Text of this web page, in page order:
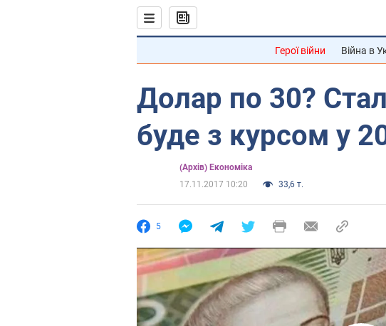
Герої війни Війна в
Долар по 30?
буде з курсом у
(Архів) Економіка
17.11.2017 10:20
33,6 т.
5